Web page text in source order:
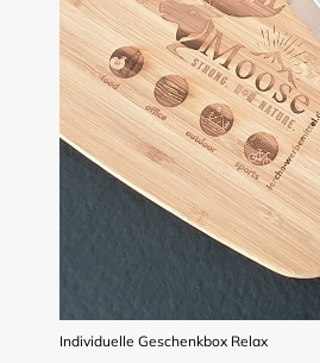
Individuelle Geschenkbox Relax